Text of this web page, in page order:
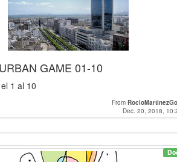
GAME 01-10
1 al 10
From
Dec. 20, 2018,